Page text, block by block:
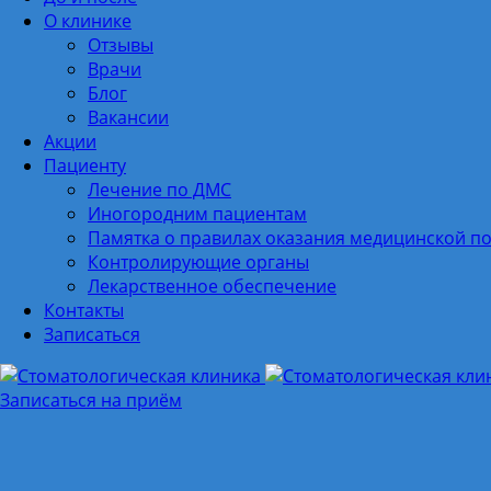
О клинике
Отзывы
Врачи
Блог
Вакансии
Акции
Пациенту
Лечение по ДМС
Иногородним пациентам
Памятка о правилах оказания медицинской
Контролирующие органы
Лекарственное обеспечение
Контакты
Записаться
Записаться на приём